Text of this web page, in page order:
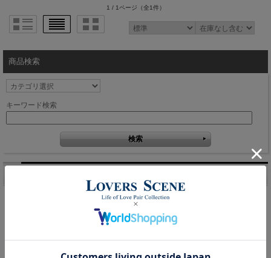
1 / 1ページ （全1件）
商品検索
キーワード検索
誕生石 ハワイアンジュエリー